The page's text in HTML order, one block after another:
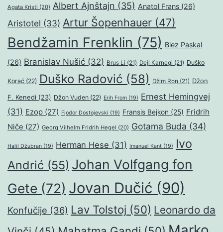
Agata Kristi (20) Albert Ajnštajn (35) Anatol Frans (26)
Aristotel (33) Artur Šopenhauer (47)
Bendžamin Frenklin (75) Blez Paskal
(26) Branislav Nušić (32) Brus Li (21) Dejl Karnegi (21) Duško
Korać (22) Duško Radović (58) Džim Ron (21) Džon
F. Kenedi (23) Džon Vuden (22) Erih From (19) Ernest Hemingvej
(31) Ezop (27) Fjodor Dostojevski (19) Fransis Bejkon (25) Fridrih
Niče (27) Georg Vilhelm Fridrih Hegel (20) Gotama Buda (34)
Halil Džubran (19) Herman Hese (31) Imanuel Kant (19)
Ivo
Andrić (55) Johan Volfgang fon
Gete (72) Jovan Dučić (90)
Konfučije (36) Lav Tolstoj (50) Leonardo da